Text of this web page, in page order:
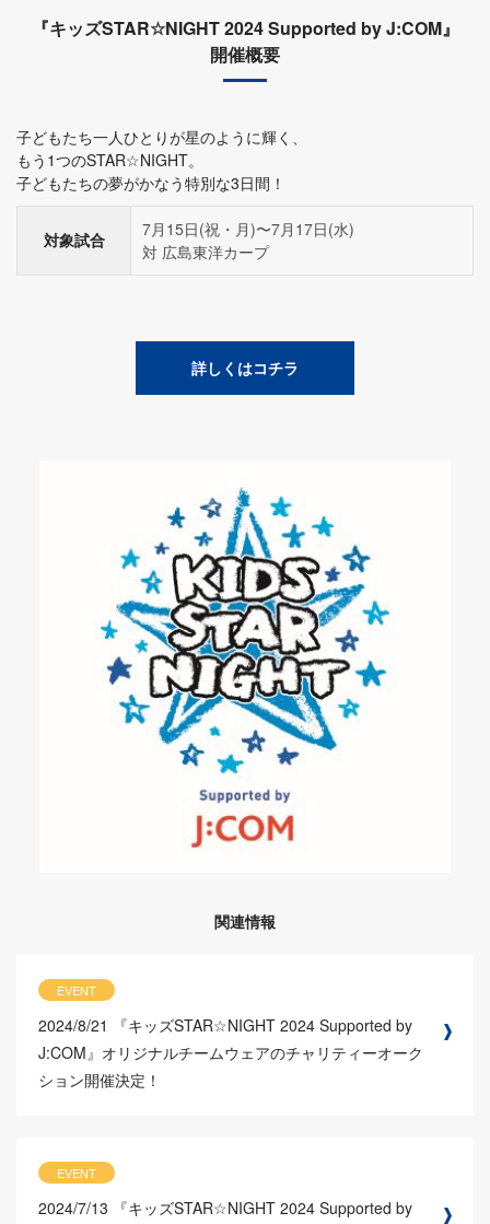
『キッズSTAR☆NIGHT 2024 Supported by J:COM』
開催概要
子どもたち一人ひとりが星のように輝く、
もう1つのSTAR☆NIGHT。
子どもたちの夢がかなう特別な3日間！
対象試合
7月15日(祝・月)〜7月17日(水)
対 広島東洋カープ
詳しくはコチラ
関連情報
EVENT
2024/8/21
『キッズSTAR☆NIGHT 2024 Supported by
J:COM』オリジナルチームウェアのチャリティーオーク
ション開催決定！
EVENT
2024/7/13 『キッズSTAR☆NIGHT 2024 Supported by